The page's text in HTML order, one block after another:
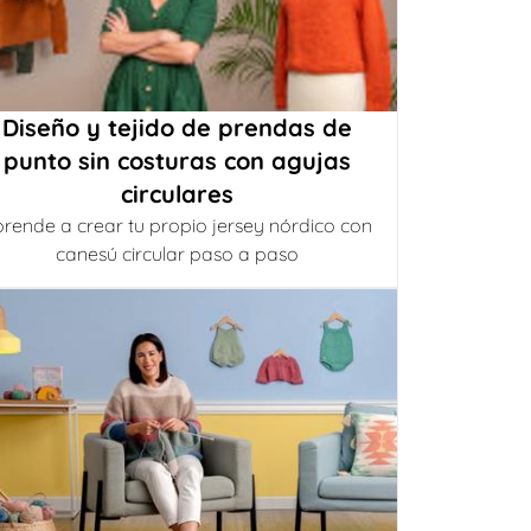
Diseño y tejido de prendas de
punto sin costuras con agujas
circulares
a crear tu propio jersey nórdico con
canesú circular paso a paso